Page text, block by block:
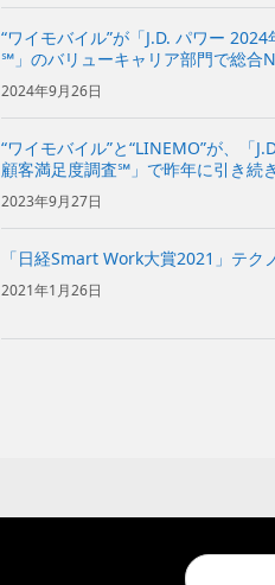
“ワイモバイル”が「J.D. パワー
℠」のバリューキャリア部門で総合
2024年9月26日
“ワイモバイル”と“LINEMO”が、「
顧客満足度調査℠」で昨年に引き続
イル”がバリューキャリア部門で2年
ブランド／プラ...
2023年9月27日
「日経Smart Work大賞2021」テク
2021年1月26日
Conduct